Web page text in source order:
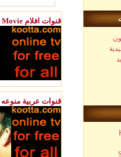
Tv Movie قنوات افلام
قنوات عربية منوعه